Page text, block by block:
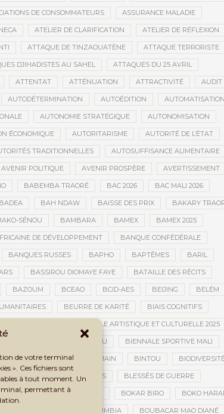
de votre terminal
». Ces fichiers sont
à tout moment. Un
permettant à
DE CONSOMMATEURS ASSURANCE MALADIE
ATELIER DE CLARIFICATION ATELIER DE RÉFLEXION
ATTAQUE DE TINZAOUATÈNE ATTAQUE TERRORISTE
DJIHADISTES AU SAHEL ATTAQUES DU 25 AVRIL
ATTENTAT ATTÉNUATION ATTRACTIVITÉ AUDIT
AUTODÉTERMINATION AUTOÉDITION AUTOMATISATION
AUTONOMIE STRATÉGIQUE AUTONOMISATION
ÉCONOMIQUE AUTORITARISME AUTORITÉ DE L’ÉTAT
TRADITIONNELLES AUTOSUFFISANCE ALIMENTAIRE
AVENIR POLITIQUE AVENIR PROSPÈRE AVERTISSEMENT
BABEMBA TRAORÉ BAC 2026 BAC MALI 2026
BADEA BAH NDAW BAISSE DES PRIX BAKARY
SÉNOU BAMBARA BAMEX BAMEX 2025
DE DÉVELOPPEMENT BANQUE CONFÉDÉRALE
BANQUES RUSSES BAPHO BAPTÊMES BARIL
BASSIROU DIOMAYE FAYE BATAILLE DES RÉCITS
BAZOUM BCEAO BCID-AES BEIJING BELÉM
BEURRE DE KARITÉ BIAIS COGNITIFS
BIENNALE ARTISTIQUE ET CULTURELLE 2025
BIENNALE DE TOMBOUCTOU BIENNALE SPORTIVE MALI
BILAN HUMAIN BINTOU
BLÉ RUSSE BLESSÉS BLESSÉS DE GUERRE
DIOULASSO BOGOLAN BOKAR BIRO BOKO
BOUBACAR DOUMBIA BOUBACAR MAO DIANÉ